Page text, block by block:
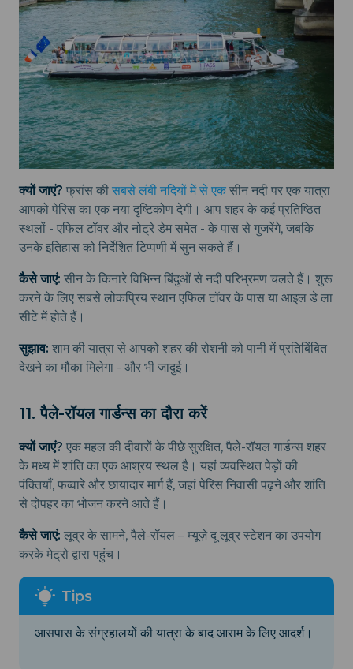
क्यों जाएं? फ्रांस की सबसे लंबी नदियों में से एक सीन नदी पर एक यात्रा
आपको पेरिस का एक नया दृष्टिकोण देगी। आप शहर के कई प्रतिष्ठित
स्थलों - एफिल टॉवर और नोट्रे डेम समेत - के पास से गुजरेंगे, जबकि
उनके इतिहास को निर्देशित टिप्पणी में सुन सकते हैं।
कैसे जाएं: सीन के किनारे विभिन्न बिंदुओं से नदी परिभ्रमण चलते हैं। शुरू
करने के लिए सबसे लोकप्रिय स्थान एफिल टॉवर के पास या आइल डे ला
सीटे में होते हैं।
सुझाव: शाम की यात्रा से आपको शहर की रोशनी को पानी में प्रतिबिंबित
देखने का मौका मिलेगा - और भी जादुई।
11. पैले-रॉयल गार्डन्स का दौरा करें
क्यों जाएं? एक महल की दीवारों के पीछे सुरक्षित, पैले-रॉयल गार्डन्स शहर
के मध्य में शांति का एक आश्रय स्थल है। यहां व्यवस्थित पेड़ों की
पंक्तियाँ, फव्वारे और छायादार मार्ग हैं, जहां पेरिस निवासी पढ़ने और शांति
से दोपहर का भोजन करने आते हैं।
कैसे जाएं: लूव्र के सामने, पैले-रॉयल – म्यूज़े दू लूव्र स्टेशन का उपयोग
करके मेट्रो द्वारा पहुंच।
आसपास के संग्रहालयों की यात्रा के बाद आराम के लिए आदर्श।